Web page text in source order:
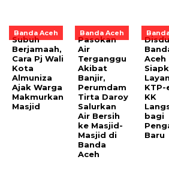
Banda Aceh
Subuh
Berjamaah,
Cara Pj Wali
Kota
Almuniza
Ajak Warga
Makmurkan
Masjid
Banda Aceh
Pasokan
Air
Terganggu
Akibat
Banjir,
Perumdam
Tirta Daroy
Salurkan
Air Bersih
ke Masjid-
Masjid di
Banda
Aceh
Aceh
KTP-
KK
bagi
Baru